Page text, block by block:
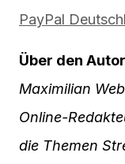
PayPal
Über den
Maximilian
Online-
die Themen